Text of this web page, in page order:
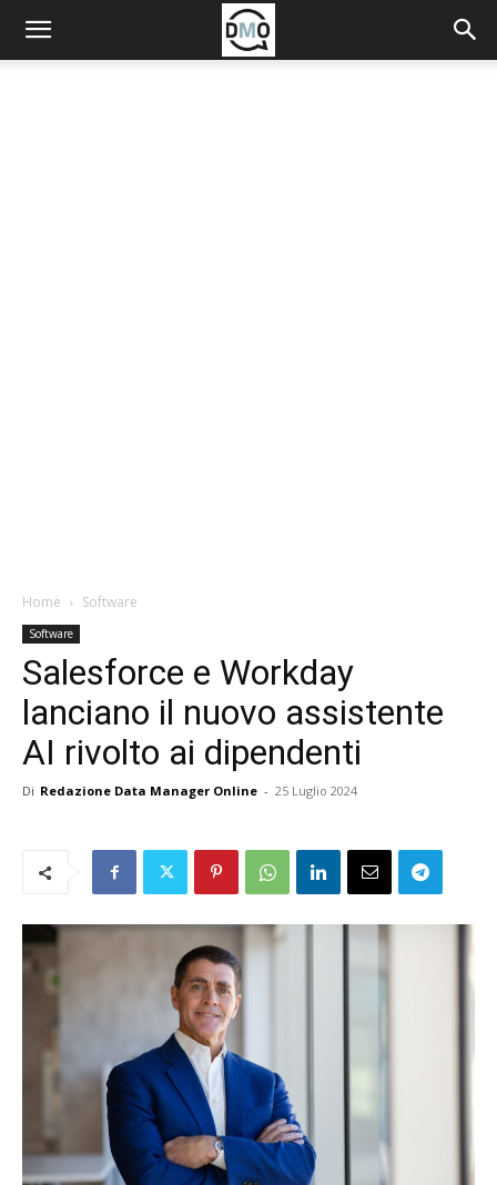
Home Software
Software
Salesforce e Workday
lanciano il nuovo assistente
AI rivolto ai dipendenti
Di Redazione Data Manager Online - 25 Luglio 2024